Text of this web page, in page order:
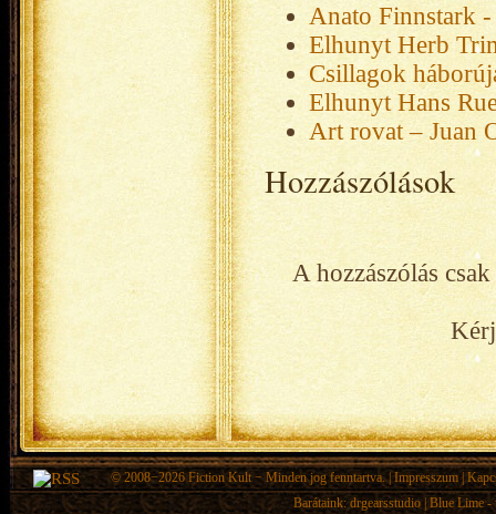
Anato Finnstark
Elhunyt Herb
Csillagok
Elhunyt Hans
Art rovat – Juan
Hozzászólások
A hozzászólás
© 2008−2026 Fiction Kult − Minden jog fenntartva. | Impresszum|
Barátaink:drgearsstudio Blue Lime -